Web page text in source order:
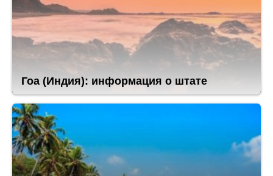
Гоа (Индия): информация о штате